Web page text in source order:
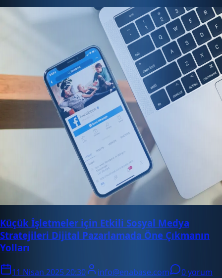
Küçük İşletmeler için Etkili Sosyal Medya
Stratejileri Dijital Pazarlamada Öne Çıkmanın
Yolları
11 Nisan 2025 20:30 info@enabase.com
0 yorum